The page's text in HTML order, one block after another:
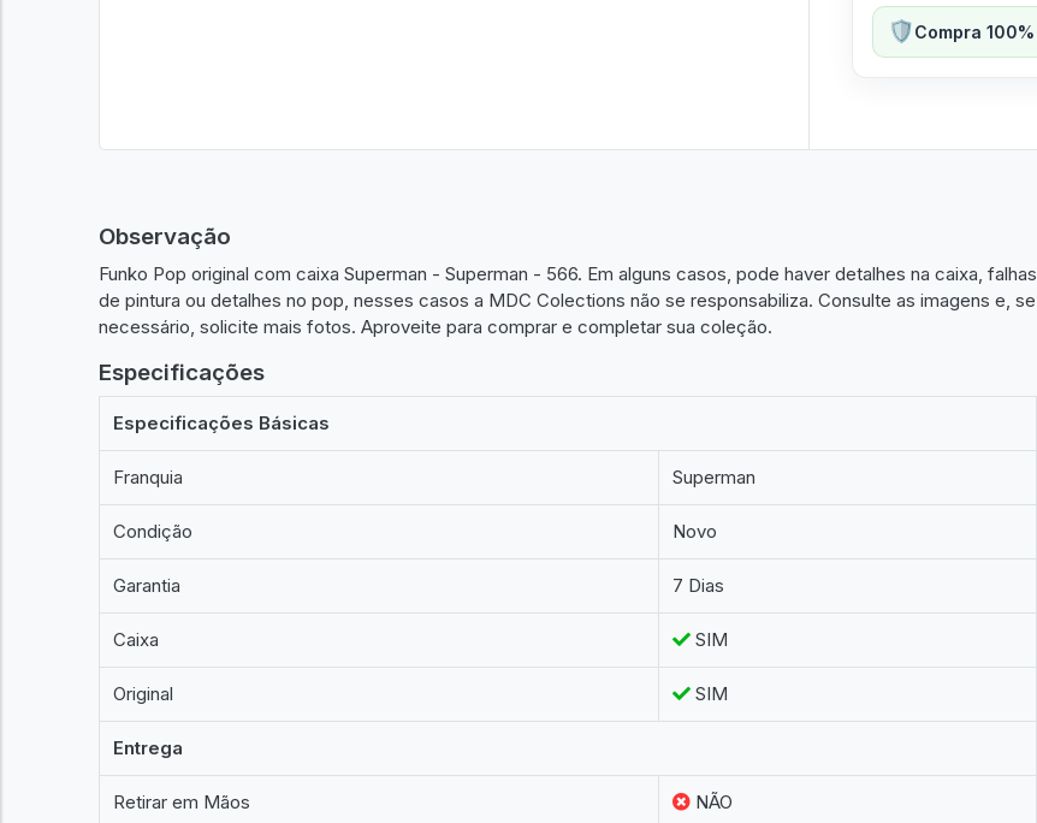
🛡️Compra 100%
Observação
Funko Pop original com caixa Superman - Superman - 566. Em alguns casos, pode haver detalhes na caixa, falhas
de pintura ou detalhes no pop, nesses casos a MDC Colections não se responsabiliza. Consulte as imagens e, se
necessário, solicite mais fotos. Aproveite para comprar e completar sua coleção.
Especificações
Especificações Básicas
Franquia Superman
Condição Novo
Garantia 7 Dias
Caixa SIM
Original SIM
Entrega
Retirar em Mãos NÃO